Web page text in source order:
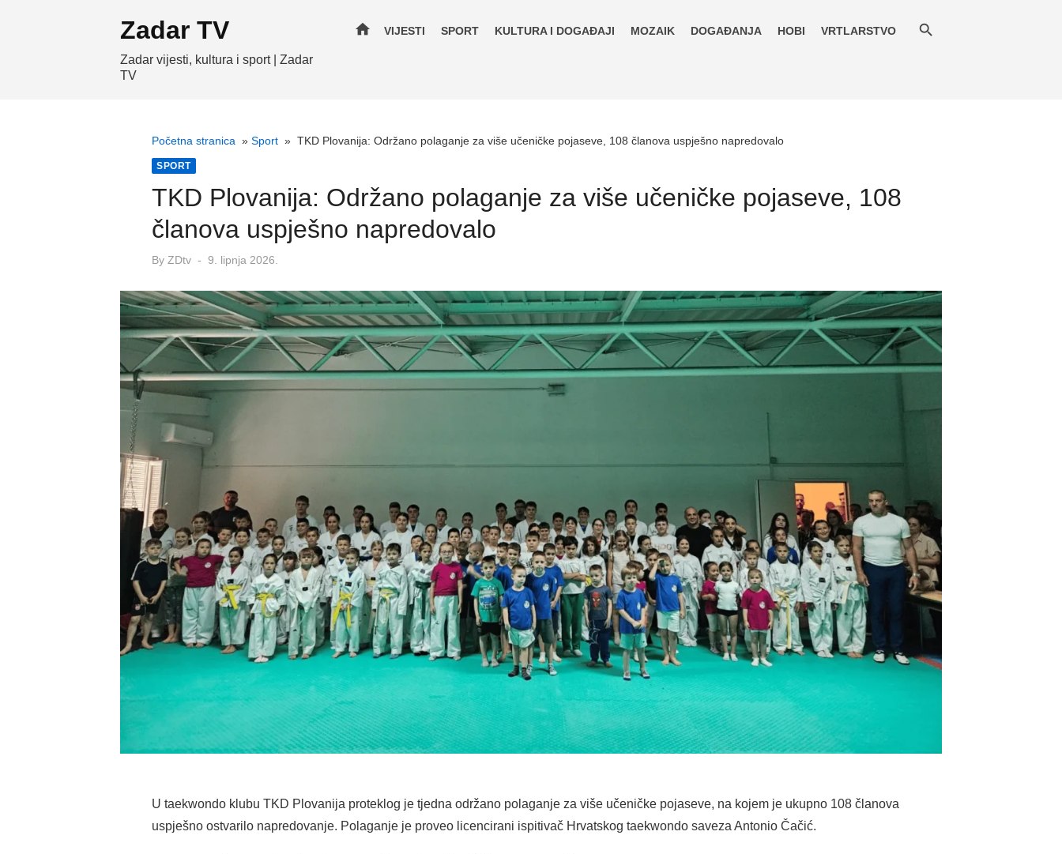
Zadar TV
Zadar vijesti, kultura i sport | Zadar
TV
home VIJESTI SPORT KULTURA I DOGAĐAJI MOZAIK DOGAĐANJA HOBI VRTLARSTVO
Početna stranica » Sport » TKD Plovanija: Održano polaganje za više učeničke pojaseve, 108 članova uspješno napredovalo
SPORT
TKD Plovanija: Održano polaganje za više učeničke pojaseve, 108
članova uspješno napredovalo
By ZDtv
Posted
9. lipnja 2026.
U taekwondo klubu TKD Plovanija proteklog je tjedna održano polaganje za više učeničke pojaseve, na kojem je ukupno 108 članova
uspješno ostvarilo napredovanje. Polaganje je proveo licencirani ispitivač Hrvatskog taekwondo saveza Antonio Čačić.